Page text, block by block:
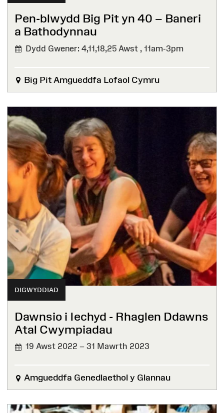
Pen-blwydd Big Pit yn 40 – Baneri
a Bathodynnau⁠ ⁠
Dydd Gwener: 4,11,18,25 Awst , 11am-3pm
Big Pit Amgueddfa Lofaol Cymru
DIGWYDDIAD
Dawnsio i Iechyd - Rhaglen Ddawns
Atal Cwympiadau
19 Awst 2022 – 31 Mawrth 2023
Amgueddfa Genedlaethol y Glannau